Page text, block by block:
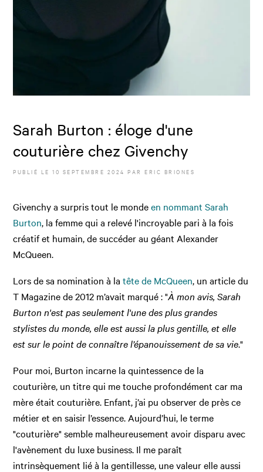
Sarah Burton : éloge d'une
couturière chez Givenchy
PUBLIÉ LE10 SEPTEMBRE 2024 PARERIC BRIONES
Givenchy a surpris tout le mondeen nommant Sarah
Burton, la femme qui a relevé l'incroyable pari à la fois
créatif et humain, de succéder au géant Alexander
McQueen.
Lors de sa nomination à latête de McQueen, un article du
T Magazine de 2012 m’avait marqué : "À mon avis, Sarah
Burton n'est pas seulement l'une des plus grandes
stylistes du monde, elle est aussi la plus gentille, et elle
est sur le point de connaître l’épanouissement de sa vie."
Pour moi, Burton incarne la quintessence de la
couturière, un titre qui me touche profondément car ma
mère était couturière. Enfant, j’ai pu observer de près ce
métier et en saisir l’essence. Aujourd’hui, le terme
"couturière" semble malheureusement avoir disparu avec
l'avènement du luxe business. Il me paraît
intrinsèquement lié à la gentillesse, une valeur elle aussi